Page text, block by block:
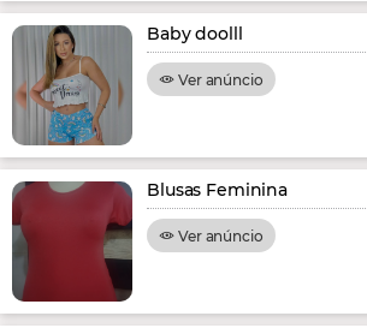
Baby doolll
Ver anúncio
Blusas Feminina
Ver anúncio